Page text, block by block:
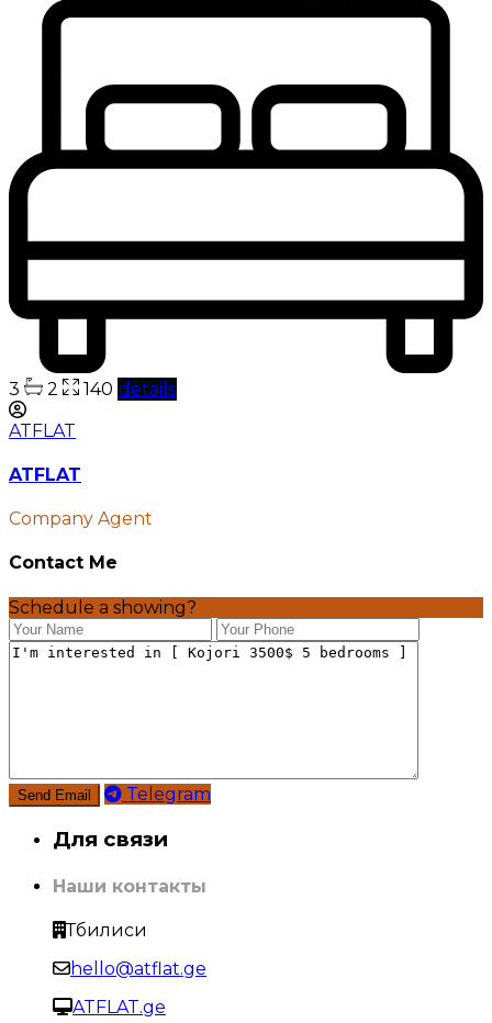
3 2 140 details
ATFLAT
ATFLAT
Company Agent
Contact Me
Schedule a showing?
Telegram
Для связи
Наши контакты
Тбилиси
hello@atflat.ge
ATFLAT.ge